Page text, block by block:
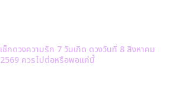
เช็กดวงความรัก 7 วันเกิด ดวงวันที่ 8 สิงหาคม
2569 ควรไปต่อหรือพอแค่นี้